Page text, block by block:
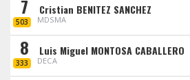
7
503
Cristian BENITEZ SANCHEZ
MDSMA
8
333
Luis Miguel MONTOSA CABALLERO
DECA